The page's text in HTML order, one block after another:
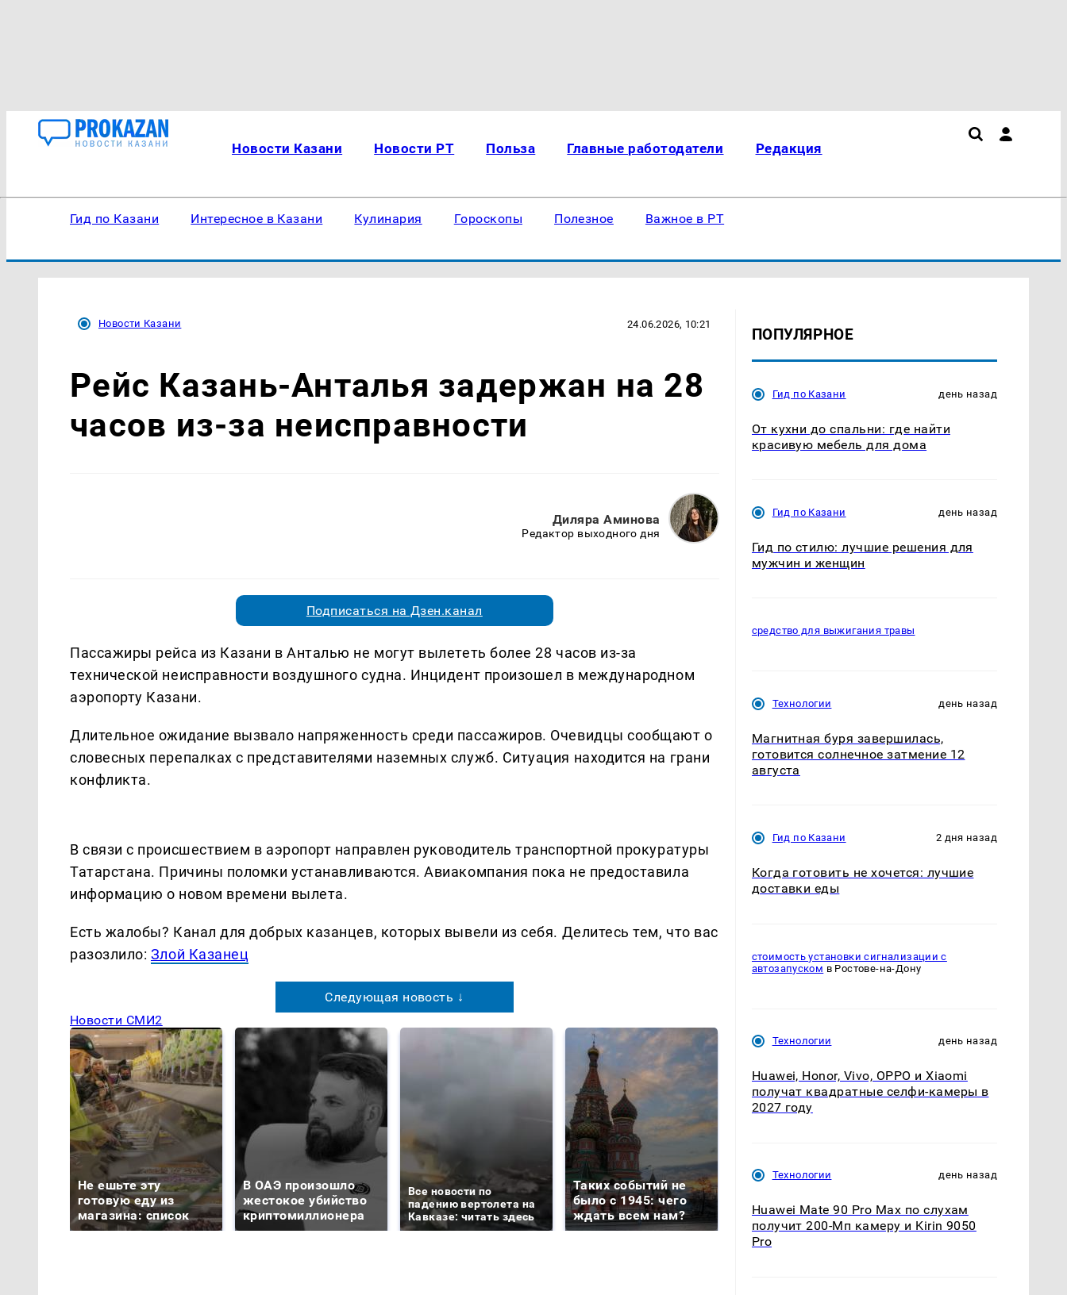
Новости Казани Новости РТ Польза Главные работодатели Редакция
Гид по Казани Интересное в Казани Кулинария Гороскопы Полезное Важное в РТ
Новости Казани 24.06.2026, 10:21
Рейс Казань-Анталья задержан на 28
часов из-за неисправности
Диляра Аминова
Редактор выходного дня
Подписаться на Дзен.канал
Пассажиры рейса из Казани в Анталью не могут вылететь более 28 часов из-за
технической неисправности воздушного судна. Инцидент произошел в международном
аэропорту Казани.
Длительное ожидание вызвало напряженность среди пассажиров. Очевидцы сообщают о
словесных перепалках с представителями наземных служб. Ситуация находится на грани
конфликта.
В связи с происшествием в аэропорт направлен руководитель транспортной прокуратуры
Татарстана. Причины поломки устанавливаются. Авиакомпания пока не предоставила
информацию о новом времени вылета.
Есть жалобы? Канал для добрых казанцев, которых вывели из себя. Делитеcь тем, что вас
разозлило: Злой Казанец
Следующая новость ↓
Новости СМИ2
Не ешьте эту
готовую еду из
магазина: список
В ОАЭ произошло
жестокое убийство
криптомиллионера
Все новости по
падению вертолета на
Кавказе: читать здесь
Таких событий не
было с 1945: чего
ждать всем нам?
ажиотаж из-за этого
продукта: что купить?
СМИ: В Химках на
полицейскую
подожгли.
ПОПУЛЯРНОЕ
Гид по Казани день назад
От кухни до спальни: где найти
красивую мебель для дома
Гид по Казани день назад
Гид по стилю: лучшие решения для
мужчин и женщин
средство для выжигания травы
Технологии день назад
Магнитная буря завершилась,
готовится солнечное затмение 12
августа
Гид по Казани 2 дня назад
Когда готовить не хочется: лучшие
доставки еды
стоимость установки сигнализации с
автозапуском в Ростове-на-Дону
Технологии день назад
Huawei, Honor, Vivo, OPPO и Xiaomi
получат квадратные селфи-камеры в
2027 году
Технологии день назад
Huawei Mate 90 Pro Max по слухам
получит 200-Мп камеру и Kirin 9050
Pro